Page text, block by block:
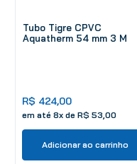
Tubo Tigre CPVC
Aquatherm 54 mm 3 M
R$ 424,00
em até 8x de R$ 53 00
Adicionar ao carrinho